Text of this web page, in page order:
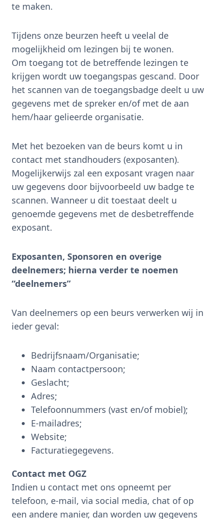
te maken.
Tijdens onze beurzen heeft u veelal de
mogelijkheid om lezingen bij te wonen.
Om toegang tot de betreffende lezingen te
krijgen wordt uw toegangspas gescand. Door
het scannen van de toegangsbadge deelt u uw
gegevens met de spreker en/of met de aan
hem/haar gelieerde organisatie.
Met het bezoeken van de beurs komt u in
contact met standhouders (exposanten).
Mogelijkerwijs zal een exposant vragen naar
uw gegevens door bijvoorbeeld uw badge te
scannen. Wanneer u dit toestaat deelt u
genoemde gegevens met de desbetreffende
exposant.
Exposanten, Sponsoren en overige
deelnemers; hierna verder te noemen
“deelnemers”
Van deelnemers op een beurs verwerken wij in
ieder geval:
Bedrijfsnaam/Organisatie;
Naam contactpersoon;
Geslacht;
Adres;
Telefoonnummers (vast en/of mobiel);
E-mailadres;
Website;
Facturatiegegevens.
Contact met OGZ
Indien u contact met ons opneemt per
telefoon, e-mail, via social media, chat of op
een andere manier, dan worden uw gegevens